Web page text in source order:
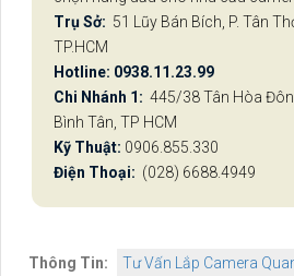
Trụ Sở: 51 Lũy Bán Bích, P. Tân
TP.HCM
Hotline: 0938.11.23.99
Chi Nhánh 1: 445/38 Tân Hòa
Bình Tân, TP HCM
Kỹ Thuật: 0906.855.330
Điện Thoại: (028) 6688.4949
Thông Tin: Tư Vấn Lắp Camera